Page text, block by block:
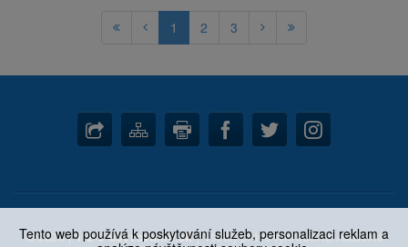
Tento web používá k poskytování služeb, personalizaci reklam a
1 2 3
© 2026 |1-2-3-ubytovanie.sk| Všetky práva vyhradené. Aktuálna